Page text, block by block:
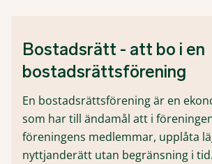
Bostadsrätt - att bo i en
bostadsrättsförening
En bostadsrättsförening är en
som har till ändamål att i
föreningens medlemmar, upplåta
nyttjanderätt utan begränsning i